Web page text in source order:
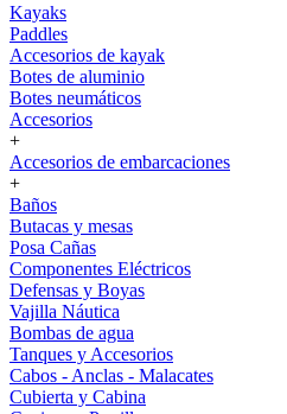
Kayaks
Paddles
Accesorios de kayak
Botes de aluminio
Botes neumáticos
Accesorios
+
Accesorios de embarcaciones
+
Baños
Butacas y mesas
Posa Cañas
Componentes Eléctricos
Defensas y Boyas
Vajilla Náutica
Bombas de agua
Tanques y Accesorios
Cabos - Anclas - Malacates
Cubierta y Cabina